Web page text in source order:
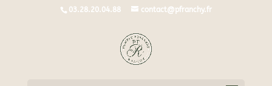
03.28.20.04.88 contact@pfranchy.fr